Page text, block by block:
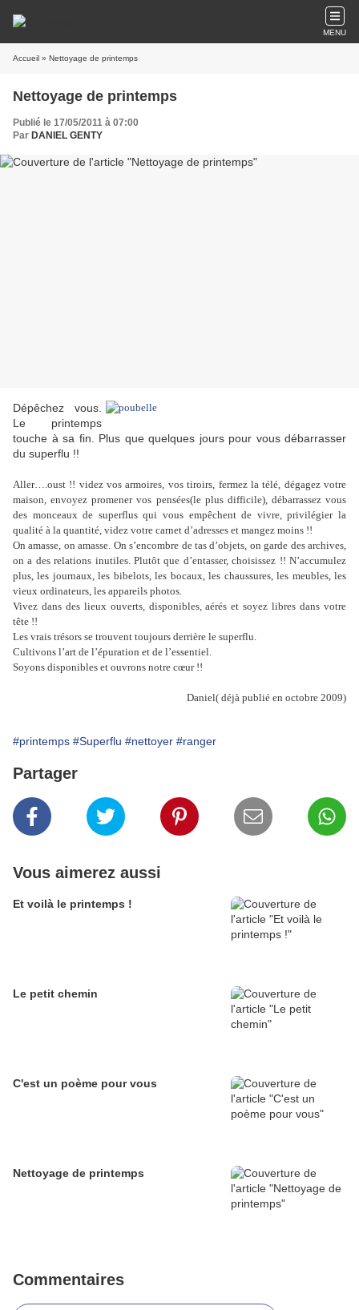
MENU
Accueil » Nettoyage de printemps
Nettoyage de printemps
Publié le 17/05/2011 à 07:00
Par DANIEL GENTY
Dépêchez vous.
Le printemps
touche à sa fin. Plus que quelques jours pour vous débarrasser
du superflu !!
Aller….oust !! videz vos armoires, vos tiroirs, fermez la télé, dégagez votre
maison, envoyez promener vos pensées(le plus difficile), débarrassez vous
des monceaux de superflus qui vous empêchent de vivre, privilégier la
qualité à la quantité, videz votre carnet d’adresses et mangez moins !!
On amasse, on amasse. On s’encombre de tas d’objets, on garde des archives,
on a des relations inutiles. Plutôt que d’entasser, choisissez !! N’accumulez
plus, les journaux, les bibelots, les bocaux, les chaussures, les meubles, les
vieux ordinateurs, les appareils photos.
Vivez dans des lieux ouverts, disponibles, aérés et soyez libres dans votre
tête !!
Les vrais trésors se trouvent toujours derrière le superflu.
Cultivons l’art de l’épuration et de l’essentiel.
Soyons disponibles et ouvrons notre cœur !!
Daniel( déjà publié en octobre 2009)
#printemps #Superflu #nettoyer #ranger
Partager
Vous aimerez aussi
Et voilà le printemps !
Le petit chemin
C'est un poème pour vous
Nettoyage de printemps
Commentaires